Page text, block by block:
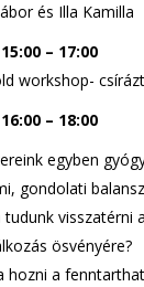
és Illa Kamilla
15:00 – 17:00
workshop-
16:00 – 18:00
egyben
gondolati
visszatérni
ösvényére?
hozni a